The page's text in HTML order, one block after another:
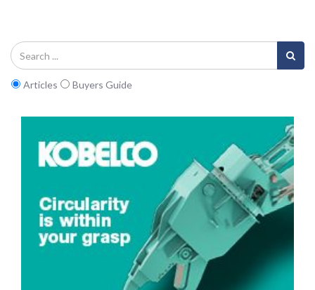
Articles Buyers Guide